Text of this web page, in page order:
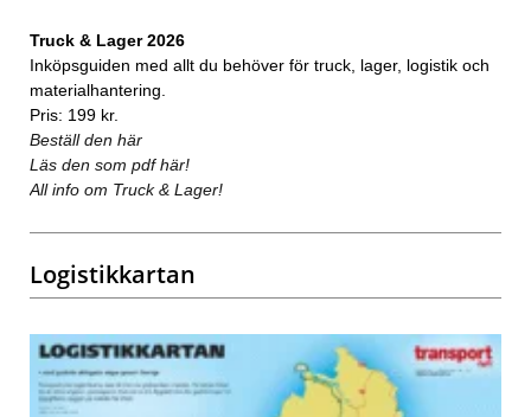
Truck & Lager 2026
Inköpsguiden med allt du behöver för truck, lager, logistik och
materialhantering.
Pris: 199 kr.
Beställ den här
Läs den som pdf här!
All info om Truck & Lager!
Logistikkartan